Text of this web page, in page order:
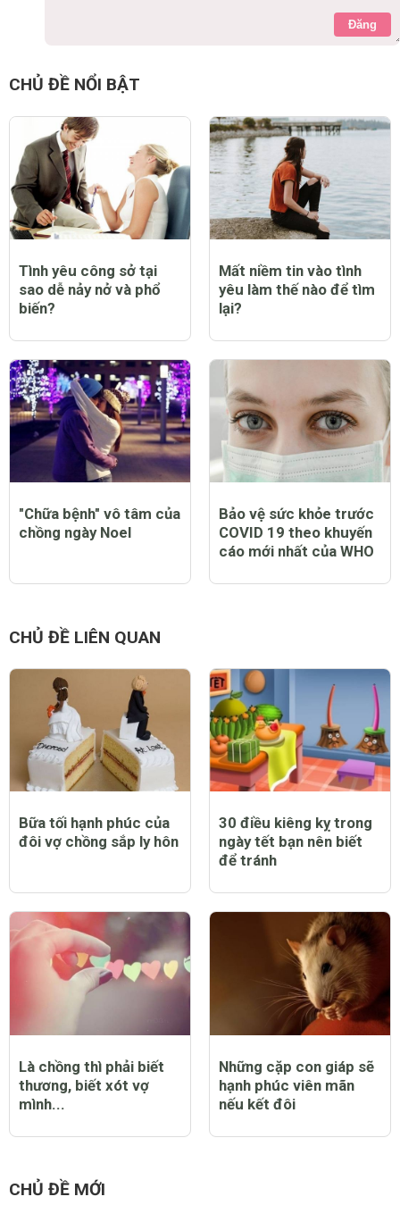
Đăng
CHỦ ĐỀ NỔI BẬT
Tình yêu công sở tại
sao dễ nảy nở và phổ
biến?
Mất niềm tin vào tình
yêu làm thế nào để tìm
lại?
"Chữa bệnh" vô tâm của
chồng ngày Noel
Bảo vệ sức khỏe trước
COVID 19 theo khuyến
cáo mới nhất của WHO
CHỦ ĐỀ LIÊN QUAN
Bữa tối hạnh phúc của
đôi vợ chồng sắp ly hôn
30 điều kiêng kỵ trong
ngày tết bạn nên biết
để tránh
Là chồng thì phải biết
thương, biết xót vợ
mình...
Những cặp con giáp sẽ
hạnh phúc viên mãn
nếu kết đôi
CHỦ ĐỀ MỚI